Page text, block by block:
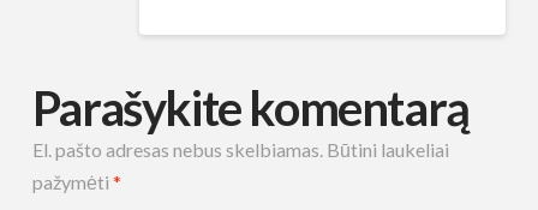
Parašykite komentarą
El. pašto adresas nebus skelbiamas. Būtini laukeliai
pažymėti *